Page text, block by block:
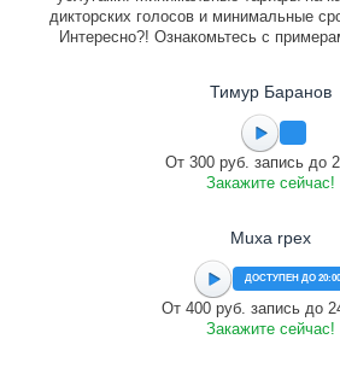
дикторских голосов и минимальные
Интересно?! Ознакомьтесь с
Тимур Баранов
От 300 руб. запись до
Закажите сейчас!
Muxa rpex
ДОСТУПЕН ДО 20:00
От 400 руб. запись до
Закажите сейчас!